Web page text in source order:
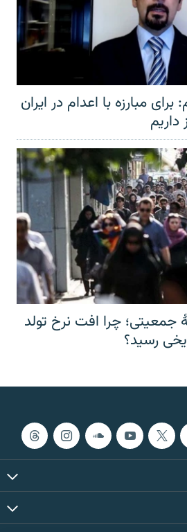
مبارزه با اعدام در ایران
جمعیتی؛ چرا افت نرخ تولد
رسید؟